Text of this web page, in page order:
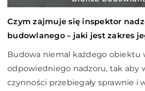
Czym zajmuje się inspektor
budowlanego – jaki jest zakres
Budowa niemal każdego obiektu
odpowiedniego nadzoru, tak aby
czynności przebiegały sprawnie i